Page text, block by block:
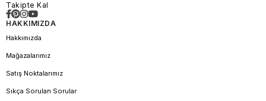
Takipte Kal
HAKKIMIZDA
Hakkımızda
Mağazalarımız
Satış Noktalarımız
Sıkça Sorulan Sorular